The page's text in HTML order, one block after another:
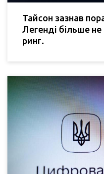
Тайсон зазнав
Легенді більше не
ринг.